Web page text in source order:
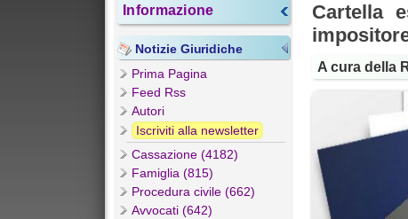
Informazione
Notizie Giuridiche
Prima Pagina
Feed Rss
Autori
Iscriviti alla newsletter
Cassazione (4182)
Famiglia (815)
Procedura civile (662)
Avvocati (642)
Cartella
A cura della